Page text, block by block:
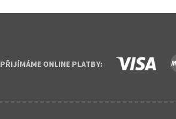
PŘIJÍMÁME ONLINE PLATBY: